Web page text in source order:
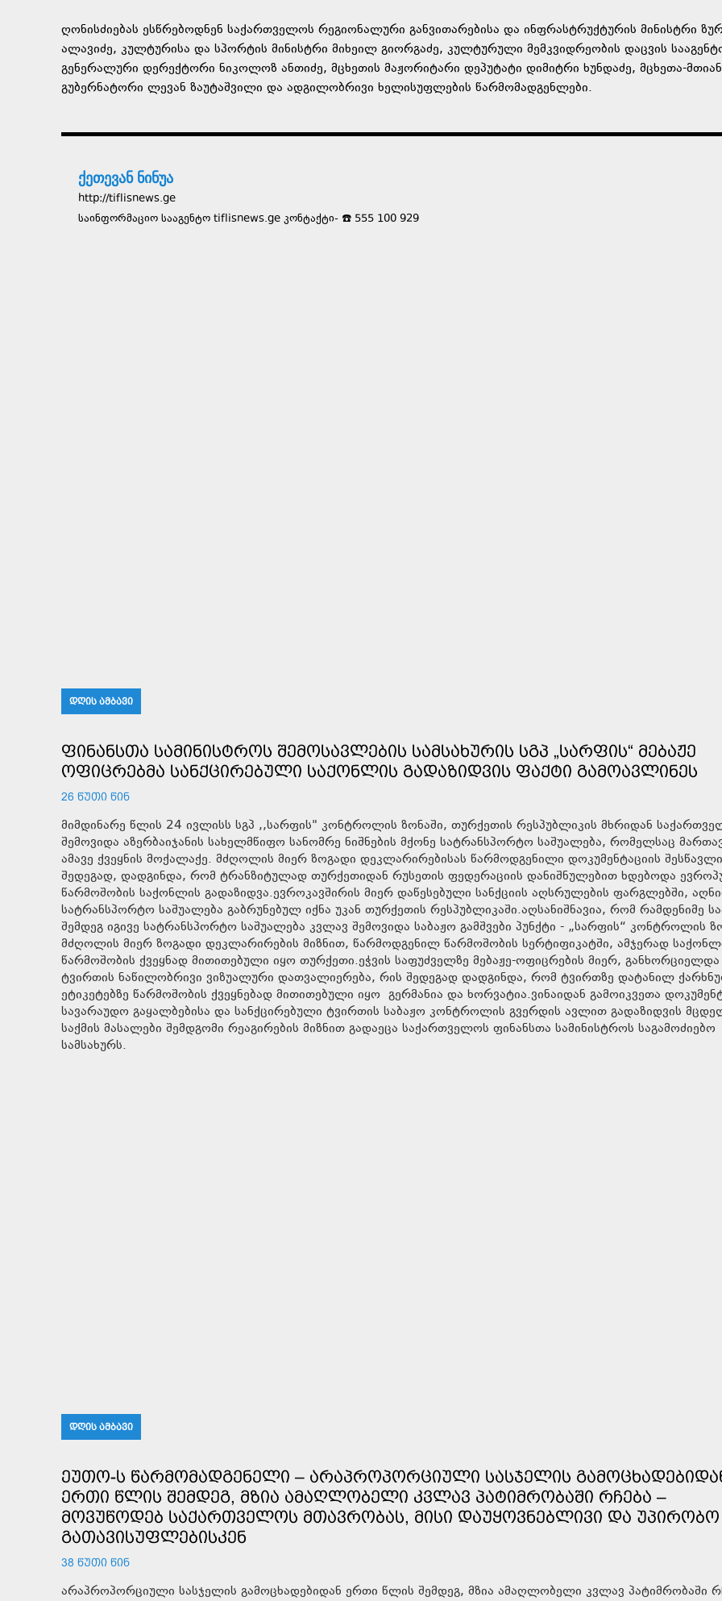
ღონისძიებას ესწრებოდნენ საქართველოს რეგიონალური განვითარებისა და ინფრასტრუქტურის მინისტრი
ალავიძე, კულტურისა და სპორტის მინისტრი მიხეილ გიორგაძე, კულტურული მემკვიდრეობის დაცვის
გენერალური დერექტორი ნიკოლოზ ანთიძე, მცხეთის მაჟორიტარი დეპუტატი დიმიტრი ხუნდაძე, მცხეთა-
გუბერნატორი ლევან ზაუტაშვილი და ადგილობრივი ხელისუფლების წარმომადგენლები.
ქეთევან ნინუა
http://tiflisnews.ge
საინფორმაციო სააგენტო tiflisnews.ge კონტაქტი- ☎️ 555 100 929
ᲓᲦᲘᲡ ᲐᲛᲑᲐᲕᲘ
ᲤᲘᲜᲐᲜᲡᲗᲐ ᲡᲐᲛᲘᲜᲘᲡᲢᲠᲝᲡ ᲨᲔᲛᲝᲡᲐᲕᲚᲔᲑᲘᲡ ᲡᲐᲛᲡᲐᲮᲣᲠᲘᲡ ᲡᲒᲞ „ᲡᲐᲠᲤᲘᲡ“ ᲛᲔᲑᲐᲟᲔ
ᲝᲤᲘᲪᲠᲔᲑᲛᲐ ᲡᲐᲜᲥᲪᲘᲠᲔᲑᲣᲚᲘ ᲡᲐᲥᲝᲜᲚᲘᲡ ᲒᲐᲓᲐᲖᲘᲓᲕᲘᲡ ᲤᲐᲥᲢᲘ ᲒᲐᲛᲝᲐᲕᲚᲘᲜᲔᲡ
26 ᲬᲣᲗᲘ ᲬᲘᲜ
მიმდინარე წლის 24 ივლისს სგპ ,,სარფის" კონტროლის ზონაში, თურქეთის რესპუბლიკის მხრიდან
შემოვიდა აზერბაიჯანის სახელმწიფო სანომრე ნიშნების მქონე სატრანსპორტო საშუალება, რომელსაც
ამავე ქვეყნის მოქალაქე. მძღოლის მიერ ზოგადი დეკლარირებისას წარმოდგენილი დოკუმენტაციის
შედეგად, დადგინდა, რომ ტრანზიტულად თურქეთიდან რუსეთის ფედერაციის დანიშნულებით ხდებოდა
წარმოშობის საქონლის გადაზიდვა.ევროკავშირის მიერ დაწესებული სანქციის აღსრულების ფარგლებში,
სატრანსპორტო საშუალება გაბრუნებულ იქნა უკან თურქეთის რესპუბლიკაში.აღსანიშნავია, რომ რამდენიმე
შემდეგ იგივე სატრანსპორტო საშუალება კვლავ შემოვიდა საბაჟო გამშვები პუნქტი - „სარფის“ კონტროლის
მძღოლის მიერ ზოგადი დეკლარირების მიზნით, წარმოდგენილ წარმოშობის სერტიფიკატში, ამჯერად
წარმოშობის ქვეყნად მითითებული იყო თურქეთი.ეჭვის საფუძველზე მებაჟე-ოფიცრების მიერ, განხორციელდა
ტვირთის ნაწილობრივი ვიზუალური დათვალიერება, რის შედეგად დადგინდა, რომ ტვირთზე დატანილ
ეტიკეტებზე წარმოშობის ქვეყნებად მითითებული იყო გერმანია და ხორვატია.ვინაიდან გამოიკვეთა
სავარაუდო გაყალბებისა და სანქცირებული ტვირთის საბაჟო კონტროლის გვერდის ავლით გადაზიდვის
საქმის მასალები შემდგომი რეაგირების მიზნით გადაეცა საქართველოს ფინანსთა სამინისტროს საგამოძიებო
სამსახურს.
ᲓᲦᲘᲡ ᲐᲛᲑᲐᲕᲘ
ᲔᲣᲗᲝ-Ს ᲬᲐᲠᲛᲝᲛᲐᲓᲒᲔᲜᲔᲚᲘ – ᲐᲠᲐᲞᲠᲝᲞᲝᲠᲪᲘᲣᲚᲘ ᲡᲐᲡᲯᲔᲚᲘᲡ
ᲔᲠᲗᲘ ᲬᲚᲘᲡ ᲨᲔᲛᲓᲔᲒ, ᲛᲖᲘᲐ ᲐᲛᲐᲦᲚᲝᲑᲔᲚᲘ ᲙᲕᲚᲐᲕ ᲞᲐᲢᲘᲛᲠᲝᲑᲐᲨᲘ ᲠᲩᲔᲑᲐ –
ᲛᲝᲕᲣᲬᲝᲓᲔᲑ ᲡᲐᲥᲐᲠᲗᲕᲔᲚᲝᲡ ᲛᲗᲐᲕᲠᲝᲑᲐᲡ, ᲛᲘᲡᲘ ᲓᲐᲣᲧᲝᲕᲜᲔᲑᲚᲘᲕᲘ ᲓᲐ ᲣᲞᲘᲠᲝᲑᲝ
ᲒᲐᲗᲐᲕᲘᲡᲣᲤᲚᲔᲑᲘᲡᲙᲔᲜ
38 ᲬᲣᲗᲘ ᲬᲘᲜ
არაპროპორციული სასჯელის გამოცხადებიდან ერთი წლის შემდეგ, მზია ამაღლობელი კვლავ პატიმრობაში